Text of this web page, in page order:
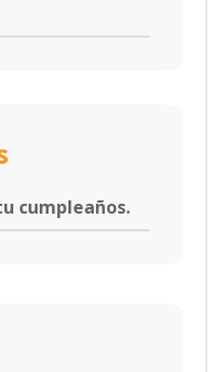
cumpleaños.